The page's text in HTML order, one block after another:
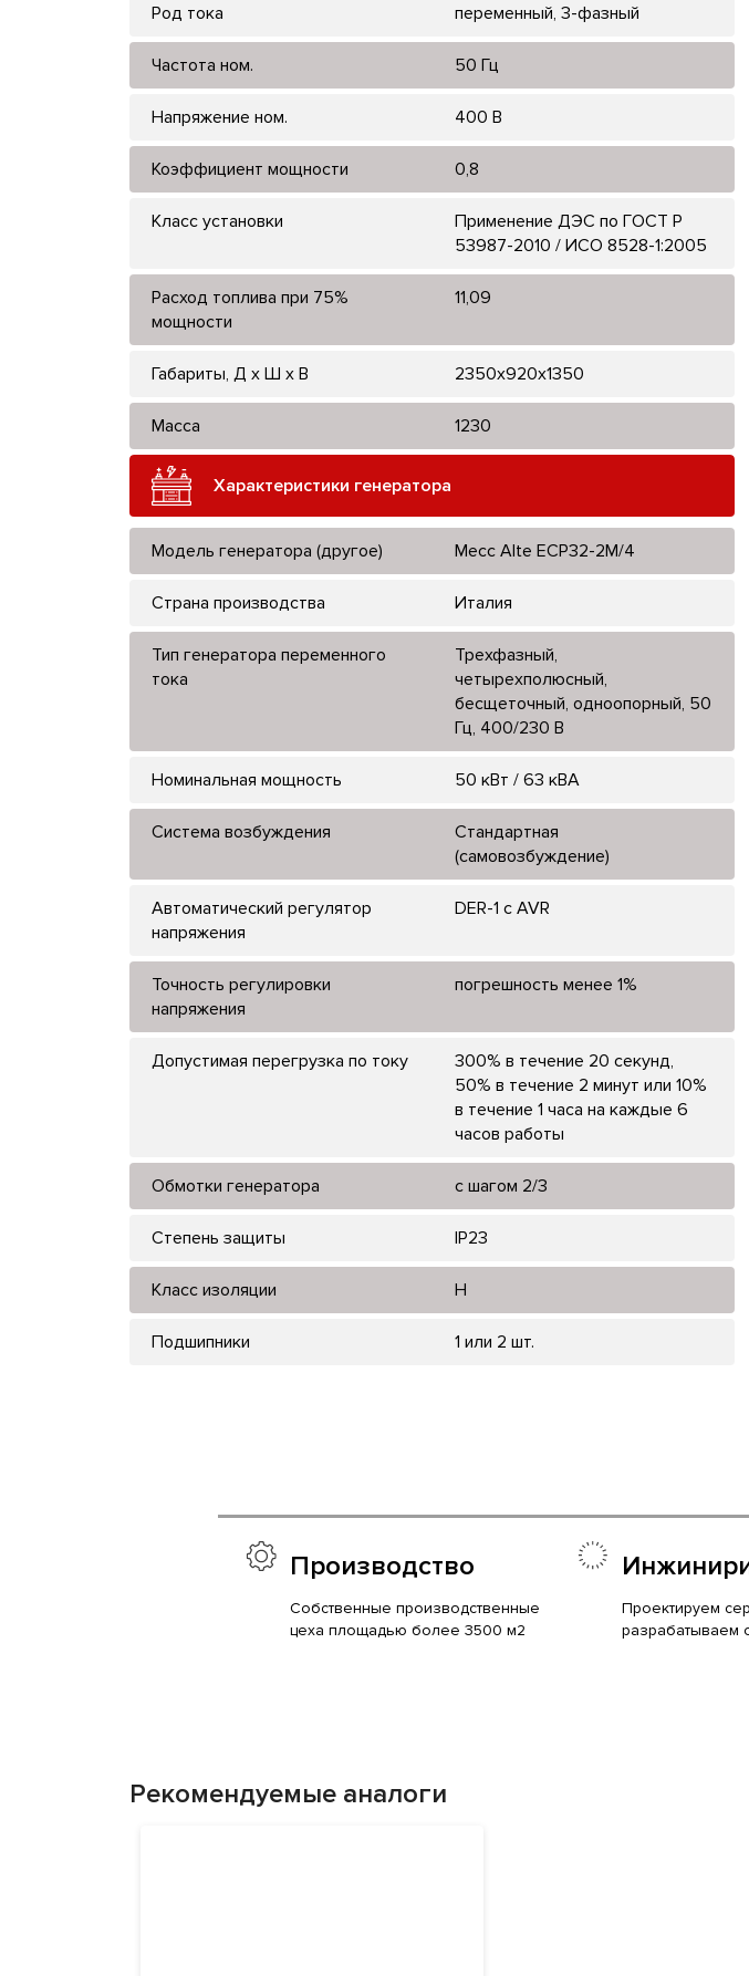
Род тока переменный, 3-фазный
Частота ном. 50 Гц
Напряжение ном. 400 В
Коэффициент мощности 0,8
Класс установки
Применение ДЭС по ГОСТ Р
53987-2010 / ИСО 8528-1:2005
Расход топлива при 75%
мощности
11,09
Габариты, Д x Ш x В 2350x920x1350
Масса 1230
Характеристики генератора
Модель генератора (другое) Mecc Alte ЕСР32-2M/4
Страна производства Италия
Тип генератора переменного
тока
Трехфазный,
четырехполюсный,
бесщеточный, одноопорный, 50
Гц, 400/230 В
Номинальная мощность 50 кВт / 63 кВА
Система возбуждения
Стандартная
(самовозбуждение)
Автоматический регулятор
напряжения
DER-1 с AVR
Точность регулировки
напряжения
погрешность менее 1%
Допустимая перегрузка по току
300% в течение 20 секунд,
50% в течение 2 минут или 10%
в течение 1 часа на каждые 6
часов работы
Обмотки генератора с шагом 2/3
Степень защиты IP23
Класс изоляции H
Подшипники 1 или 2 шт.
Производство
Собственные производственные
цеха площадью более 3500 м2
Проектируем
разрабатываем
Рекомендуемые аналоги